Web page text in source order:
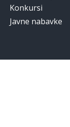
Konkursi
Javne nabavke